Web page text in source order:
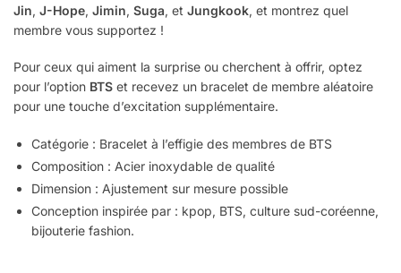
Jin, J-Hope, Jimin, Suga, et Jungkook, et montrez quel
membre vous supportez !
Pour ceux qui aiment la surprise ou cherchent à offrir, optez
pour l’option BTS et recevez un bracelet de membre aléatoire
pour une touche d’excitation supplémentaire.
Catégorie : Bracelet à l’effigie des membres de BTS
Composition : Acier inoxydable de qualité
Dimension : Ajustement sur mesure possible
Conception inspirée par : kpop, BTS, culture sud-coréenne,
bijouterie fashion.